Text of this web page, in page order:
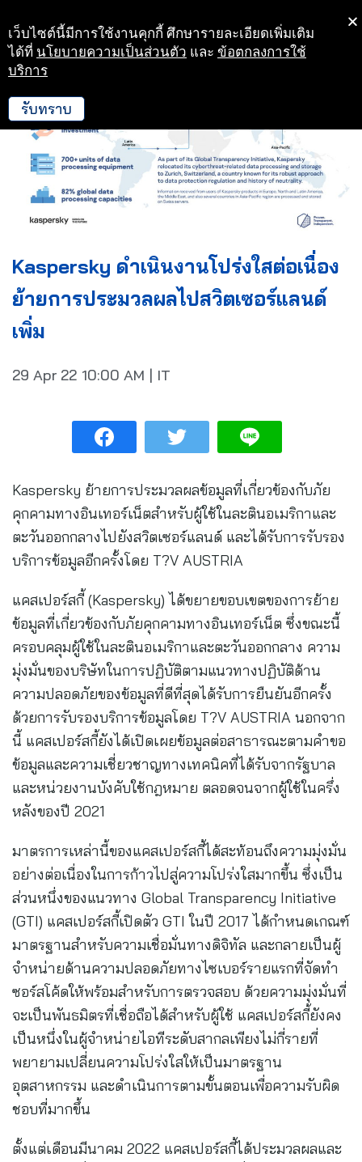
Skip
to
Kaspersky ดำเนินงานโปร่งใสต่อเนื่อง
ย้ายการประมวลผลไปสวิตเซอร์แลนด์
เพิ่ม
29 Apr 22 10:00 AM | IT
Kaspersky ย้ายการประมวลผลข้อมูลที่เกี่ยวข้องกับภัย
คุกคามทางอินเทอร์เน็ตสำหรับผู้ใช้ในละตินอเมริกาและ
ตะวันออกกลางไปยังสวิตเซอร์แลนด์ และได้รับการรับรอง
บริการข้อมูลอีกครั้งโดย T?V AUSTRIA
แคสเปอร์สกี้ (Kaspersky) ได้ขยายขอบเขตของการย้าย
ข้อมูลที่เกี่ยวข้องกับภัยคุกคามทางอินเทอร์เน็ต ซึ่งขณะนี้
ครอบคลุมผู้ใช้ในละตินอเมริกาและตะวันออกกลาง ความ
มุ่งมั่นของบริษัทในการปฏิบัติตามแนวทางปฏิบัติด้าน
ความปลอดภัยของข้อมูลที่ดีที่สุดได้รับการยืนยันอีกครั้ง
ด้วยการรับรองบริการข้อมูลโดย T?V AUSTRIA นอกจาก
นี้ แคสเปอร์สกี้ยังได้เปิดเผยข้อมูลต่อสาธารณะตามคำขอ
ข้อมูลและความเชี่ยวชาญทางเทคนิคที่ได้รับจากรัฐบาล
และหน่วยงานบังคับใช้กฎหมาย ตลอดจนจากผู้ใช้ในครึ่ง
หลังของปี 2021
มาตรการเหล่านี้ของแคสเปอร์สกี้ได้สะท้อนถึงความมุ่งมั่น
อย่างต่อเนื่องในการก้าวไปสู่ความโปร่งใสมากขึ้น ซึ่งเป็น
ส่วนหนึ่งของแนวทาง Global Transparency Initiative
(GTI) แคสเปอร์สกี้เปิดตัว GTI ในปี 2017 ได้กำหนดเกณฑ์
มาตรฐานสำหรับความเชื่อมั่นทางดิจิทัล และกลายเป็นผู้
จำหน่ายด้านความปลอดภัยทางไซเบอร์รายแรกที่จัดทำ
ซอร์สโค้ดให้พร้อมสำหรับการตรวจสอบ ด้วยความมุ่งมั่นที่
จะเป็นพันธมิตรที่เชื่อถือได้สำหรับผู้ใช้ แคสเปอร์สกี้ยังคง
เป็นหนึ่งในผู้จำหน่ายไอทีระดับสากลเพียงไม่กี่รายที่
พยายามเปลี่ยนความโปร่งใสให้เป็นมาตรฐาน
อุตสาหกรรม และดำเนินการตามขั้นตอนเพื่อความรับผิด
ชอบที่มากขึ้น
ตั้งแต่เดือนมีนาคม 2022 แคสเปอร์สกี้ได้ประมวลผลและ
เว็บไซต์นี้มีการใช้งานคุกกี้ ศึกษารายละเอียดเพิ่มเติม
ได้ที่ นโยบายความเป็นส่วนตัว และ ข้อตกลงการใช้
บริการ
รับทราบ